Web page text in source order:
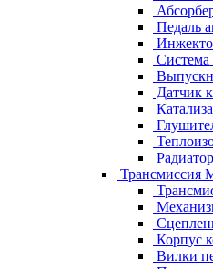
Педаль
Система
Датчик
Трансмиссия
Корпус
Вилки